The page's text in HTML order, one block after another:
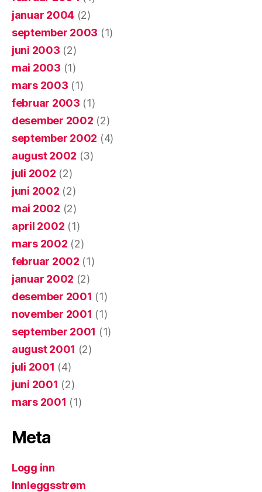
januar 2004 (2)
september 2003 (1)
juni 2003 (2)
mai 2003 (1)
mars 2003 (1)
februar 2003 (1)
desember 2002 (2)
september 2002 (4)
august 2002 (3)
juli 2002 (2)
juni 2002 (2)
mai 2002 (2)
april 2002 (1)
mars 2002 (2)
februar 2002 (1)
januar 2002 (2)
desember 2001 (1)
november 2001 (1)
september 2001 (1)
august 2001 (2)
juli 2001 (4)
juni 2001 (2)
mars 2001 (1)
Meta
Logg inn
Innleggsstrøm